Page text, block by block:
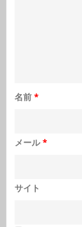
名前 *
メール*
サイト